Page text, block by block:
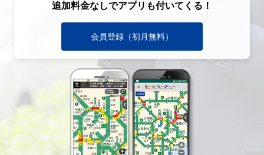
追加料金なしでアプリも付いてくる！
会員登録（初月無料）